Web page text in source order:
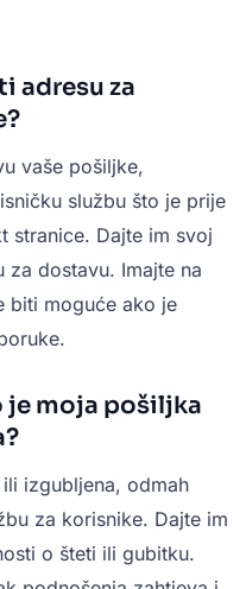
adresu za
vaše pošiljke,
službu što je prije
stranice. Dajte im svoj
za dostavu. Imajte na
biti moguće ako je
moja pošiljka
izgubljena, odmah
za korisnike. Dajte im
o šteti ili gubitku.